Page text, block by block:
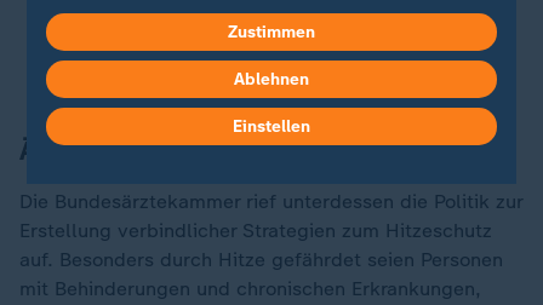
die Temperaturen zu verringern.
Verena Hubertz, Bundesbauministerin
Ärzte fordern Hitzeschutzpläne
Die Bundesärztekammer rief unterdessen die Politik zur
Erstellung verbindlicher Strategien zum Hitzeschutz
auf. Besonders durch Hitze gefährdet seien Personen
mit Behinderungen und chronischen Erkrankungen,
Zustimmen
Ablehnen
Einstellen